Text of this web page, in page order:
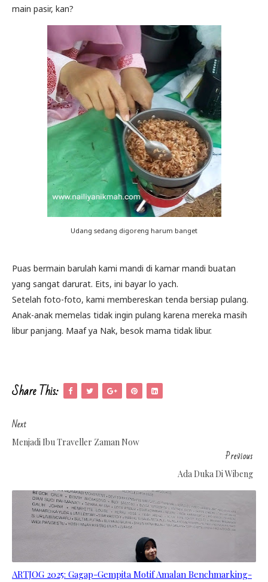
main pasir, kan?
Udang sedang digoreng harum banget
Puas bermain barulah kami mandi di kamar mandi buatan
yang sangat darurat. Eits, ini bayar lo yach.
Setelah foto-foto, kami membereskan tenda bersiap pulang.
Anak-anak memelas tidak ingin pulang karena mereka masih
libur panjang. Maaf ya Nak, besok mama tidak libur.
Share This:
Next
Menjadi Ibu Traveller Zaman Now
Previous
Ada Duka Di Wibeng
ARTJOG 2025: Gagap-Gempita Motif Amalan Benchmarking-